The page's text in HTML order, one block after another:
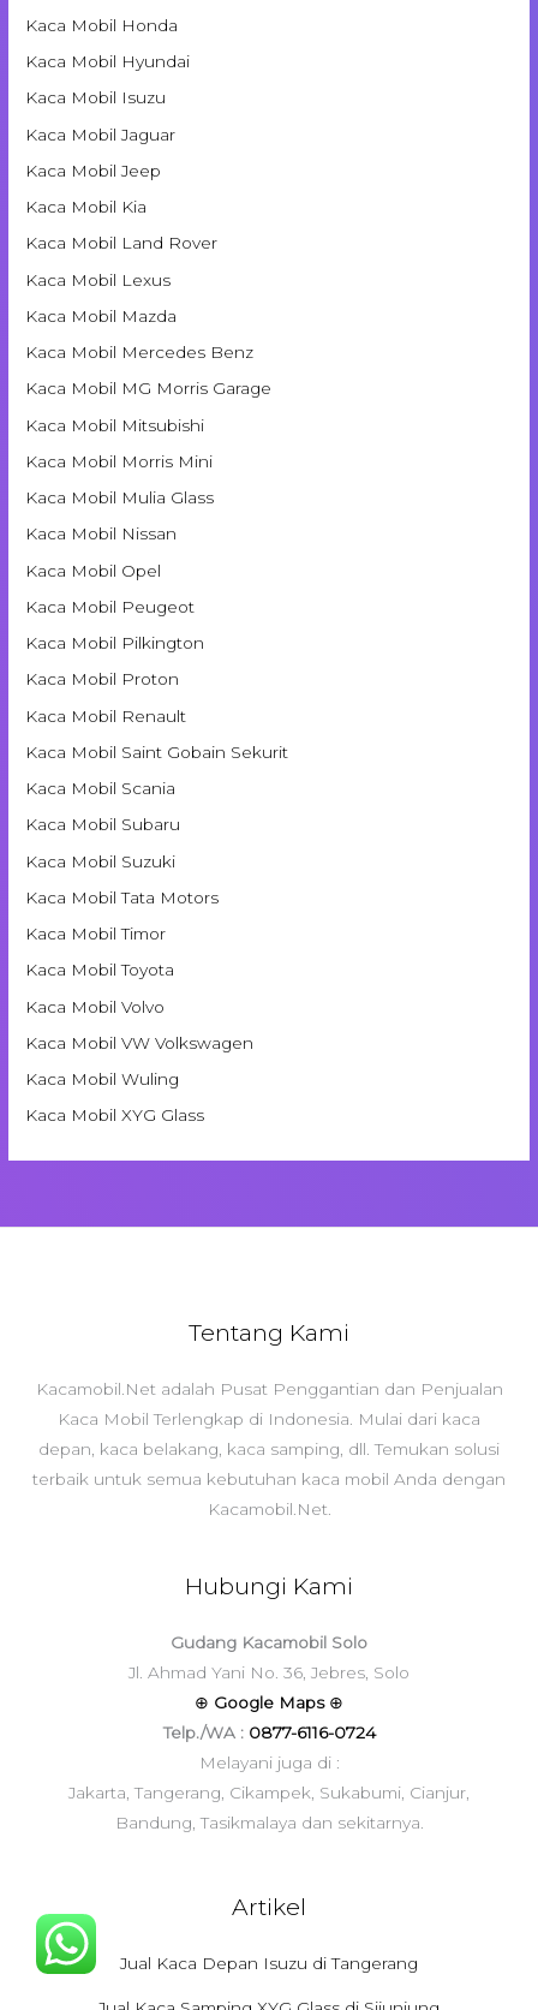
Kaca Mobil Honda
Kaca Mobil Hyundai
Kaca Mobil Isuzu
Kaca Mobil Jaguar
Kaca Mobil Jeep
Kaca Mobil Kia
Kaca Mobil Land Rover
Kaca Mobil Lexus
Kaca Mobil Mazda
Kaca Mobil Mercedes Benz
Kaca Mobil MG Morris Garage
Kaca Mobil Mitsubishi
Kaca Mobil Morris Mini
Kaca Mobil Mulia Glass
Kaca Mobil Nissan
Kaca Mobil Opel
Kaca Mobil Peugeot
Kaca Mobil Pilkington
Kaca Mobil Proton
Kaca Mobil Renault
Kaca Mobil Saint Gobain Sekurit
Kaca Mobil Scania
Kaca Mobil Subaru
Kaca Mobil Suzuki
Kaca Mobil Tata Motors
Kaca Mobil Timor
Kaca Mobil Toyota
Kaca Mobil Volvo
Kaca Mobil VW Volkswagen
Kaca Mobil Wuling
Kaca Mobil XYG Glass
Tentang Kami
Kacamobil.Net adalah Pusat Penggantian dan Penjualan
Kaca Mobil Terlengkap di Indonesia. Mulai dari kaca
depan, kaca belakang, kaca samping, dll. Temukan solusi
terbaik untuk semua kebutuhan kaca mobil Anda dengan
Kacamobil.Net.
Hubungi Kami
Gudang Kacamobil Solo
Jl. Ahmad Yani No. 36, Jebres, Solo
⊕ Google Maps ⊕
Telp./WA : 0877-6116-0724
Melayani juga di :
Jakarta, Tangerang, Cikampek, Sukabumi, Cianjur,
Bandung, Tasikmalaya dan sekitarnya.
Artikel
Jual Kaca Depan Isuzu di Tangerang